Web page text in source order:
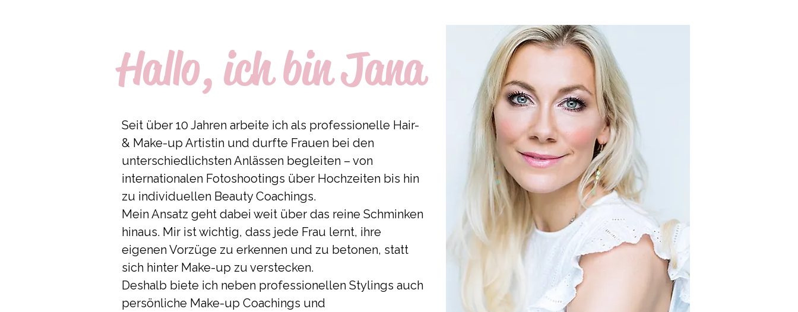
Hallo, ich bin Jana
Seit über 10 Jahren arbeite ich als professionelle Hair-
& Make-up Artistin und durfte Frauen bei den
unterschiedlichsten Anlässen begleiten – von
internationalen Fotoshootings über Hochzeiten bis hin
zu individuellen Beauty Coachings.
Mein Ansatz geht dabei weit über das reine Schminken
hinaus. Mir ist wichtig, dass jede Frau lernt, ihre
eigenen Vorzüge zu erkennen und zu betonen, statt
sich hinter Make-up zu verstecken.
Deshalb biete ich neben professionellen Stylings auch
persönliche Make-up Coachings und